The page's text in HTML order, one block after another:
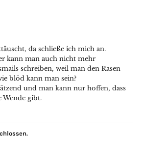
da schließe ich mich an.
kann man auch nicht mehr
schreiben, weil man den Rasen
blöd kann man sein?
und man kann nur hoffen, dass
Wende gibt.